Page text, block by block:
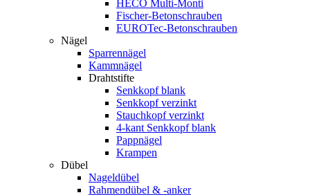
HECO Multi-Monti
Fischer-Betonschrauben
EUROTec-Betonschrauben
Nägel
Sparrennägel
Kammnägel
Drahtstifte
Senkkopf blank
Senkkopf verzinkt
Stauchkopf verzinkt
4-kant Senkkopf blank
Pappnägel
Krampen
Dübel
Nageldübel
Rahmendübel & -anker